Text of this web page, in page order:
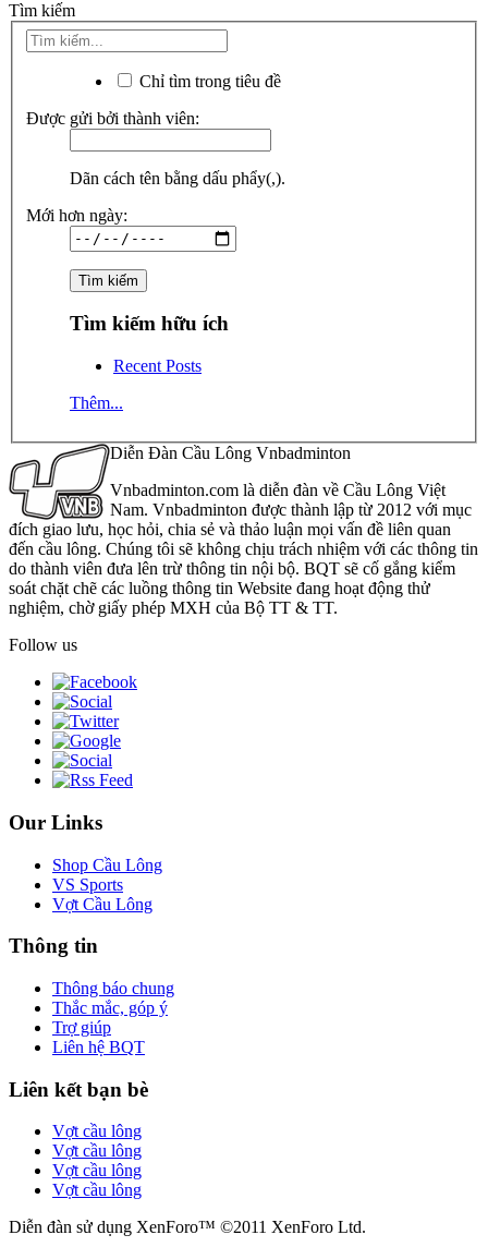
Tìm kiếm
Chỉ tìm trong tiêu đề
Được gửi bởi thành viên:
Dãn cách tên bằng dấu phẩy(,).
Mới hơn ngày:
Tìm kiếm hữu ích
Recent Posts
Thêm...
Diễn Đàn Cầu Lông Vnbadminton
Vnbadminton.com là diễn đàn về Cầu Lông Việt
Nam. Vnbadminton được thành lập từ 2012 với mục
đích giao lưu, học hỏi, chia sẻ và thảo luận mọi vấn đề liên quan
đến cầu lông. Chúng tôi sẽ không chịu trách nhiệm với các thông tin
do thành viên đưa lên trừ thông tin nội bộ. BQT sẽ cố gắng kiểm
soát chặt chẽ các luồng thông tin Website đang hoạt động thử
nghiệm, chờ giấy phép MXH của Bộ TT & TT.
Follow us
Our Links
Shop Cầu Lông
VS Sports
Vợt Cầu Lông
Thông tin
Thông báo chung
Thắc mắc, góp ý
Trợ giúp
Liên hệ BQT
Liên kết bạn bè
Vợt cầu lông
Vợt cầu lông
Vợt cầu lông
Vợt cầu lông
Diễn đàn sử dụng XenForo™ ©2011 XenForo Ltd.